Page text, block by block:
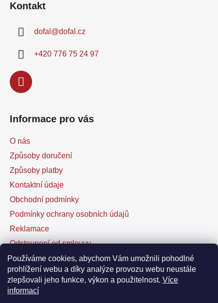
Používáme cookies, abychom Vám umožnili pohodlné
prohlížení webu a díky analýze provozu webu neustále
zlepšovali jeho funkce, výkon a použitelnost. Více
informací
Kontakt
dofal @dofal.cz
+420 776 75 24 97
Informace pro vás
O nás
Způsoby doručení
Způsoby platby
Kontaktní údaje
Obchodní podmínky
Podmínky ochrany osobních údajů
Reklamace
Odstoupení od smlouvy
Kontaktní formulář
Facebook